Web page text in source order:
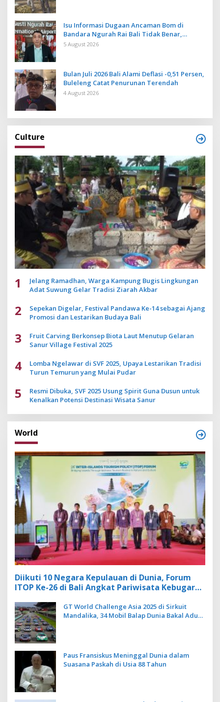
Isu Informasi Dugaan Ancaman Bom di
Bandara Ngurah Rai Bali Tidak Benar,
Operasional Penerbangan Lancar
5 August 2026
Bulan Juli 2026 Bali Alami Deflasi -0,51 Persen,
Buleleng Catat Penurunan Terendah
4 August 2026
Culture
1
Jelang Ramadhan, Warga Kampung Bugis Lingkungan
Adat Suwung Gelar Tradisi Ziarah Akbar
2
Sepekan Digelar, Festival Pandawa Ke-14 sebagai Ajang
Promosi dan Lestarikan Budaya Bali
3
Fruit Carving Berkonsep Biota Laut Menutup Gelaran
Sanur Village Festival 2025
4
Lomba Ngelawar di SVF 2025, Upaya Lestarikan Tradisi
Turun Temurun yang Mulai Pudar
5
Resmi Dibuka, SVF 2025 Usung Spirit Guna Dusun untuk
Kenalkan Potensi Destinasi Wisata Sanur
World
Diikuti 10 Negara Kepulauan di Dunia, Forum
ITOP Ke-26 di Bali Angkat Pariwisata Kebugaran
GT World Challenge Asia 2025 di Sirkuit
Mandalika, 34 Mobil Balap Dunia Bakal Adu
Paus Fransiskus Meninggal Dunia dalam
Suasana Paskah di Usia 88 Tahun